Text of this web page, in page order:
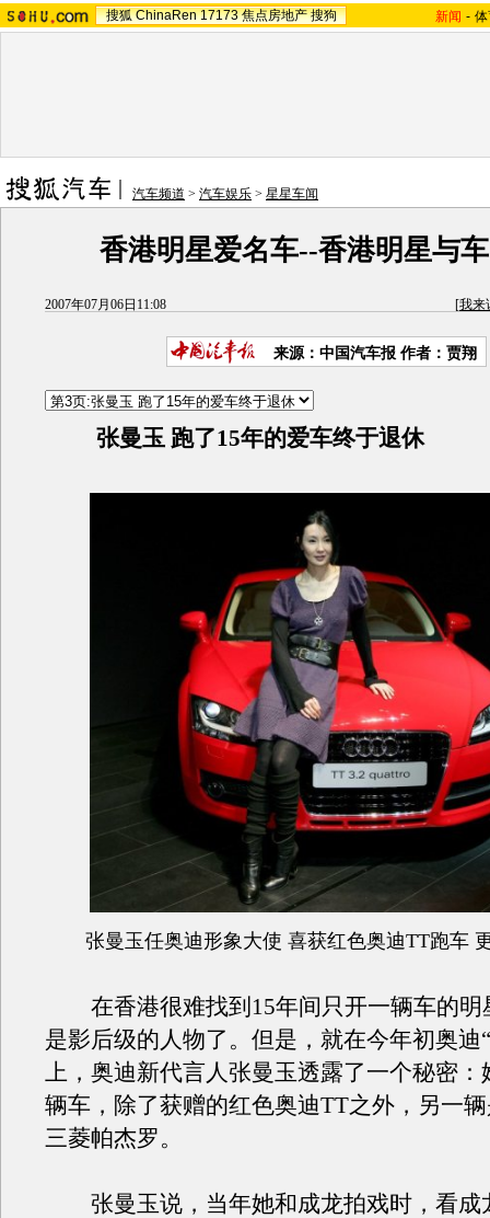
搜狐 ChinaRen 17173 焦点房地产 搜狗 新闻 -
汽车频道 > 汽车娱乐 > 星星车闻
香港明星爱名车--香港明星与
2007年07月06日11:08 [我来
来源：中国汽车报 作者：贾翔
张曼玉 跑了15年的爱车终于退休
张曼玉任奥迪形象大使 喜获红色奥迪TT跑车
在香港很难找到15年间只开一辆车的明
是影后级的人物了。但是，就在今年初奥迪
上，奥迪新代言人张曼玉透露了一个秘密：
辆车，除了获赠的红色奥迪TT之外，另一
三菱帕杰罗。
张曼玉说，当年她和成龙拍戏时，看成